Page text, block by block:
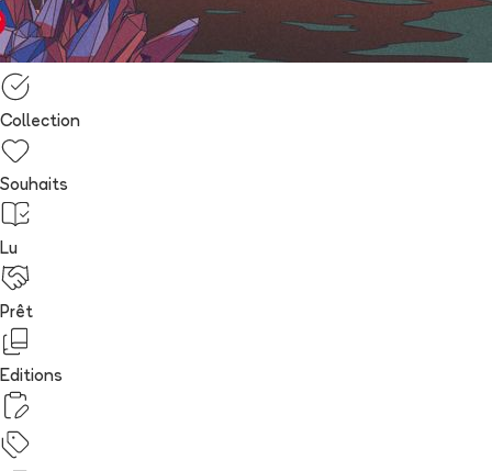
Collection
Souhaits
Lu
Prêt
Editions